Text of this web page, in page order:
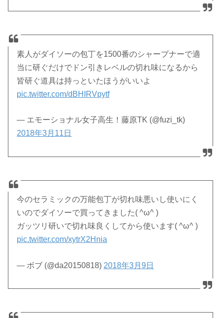
素人がダイソーの包丁を1500番のシャープナーで適
当に研ぐだけでドン引きレベルの切れ味になるから
皆研ぐ道具は持っといたほうがいいよ
pic.twitter.com/dBHIRVpytf
— エモーショナル女子高生！藤原TK (@fuzi_tk)
2018年3月11日
今のセラミックの万能包丁が切れ味悪いし使いにく
いのでダイソーで買ってきました( ^ω^ )
ガッツリ研いで切れ味良くしてから使います( ^ω^ )
pic.twitter.com/xytrX2Hnia
— ボブ (@da20150818) 2018年3月9日